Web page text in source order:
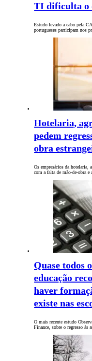
TI dificulta o
Estudo levado a cabo pela
portugueses participam nos
Hotelaria,
pedem
obra
Os empresários da hotelaria,
com a falta de mão-de-obra
Quase todos
educação
haver
existe nas
O mais recente estudo
Finance, sobre o regresso às